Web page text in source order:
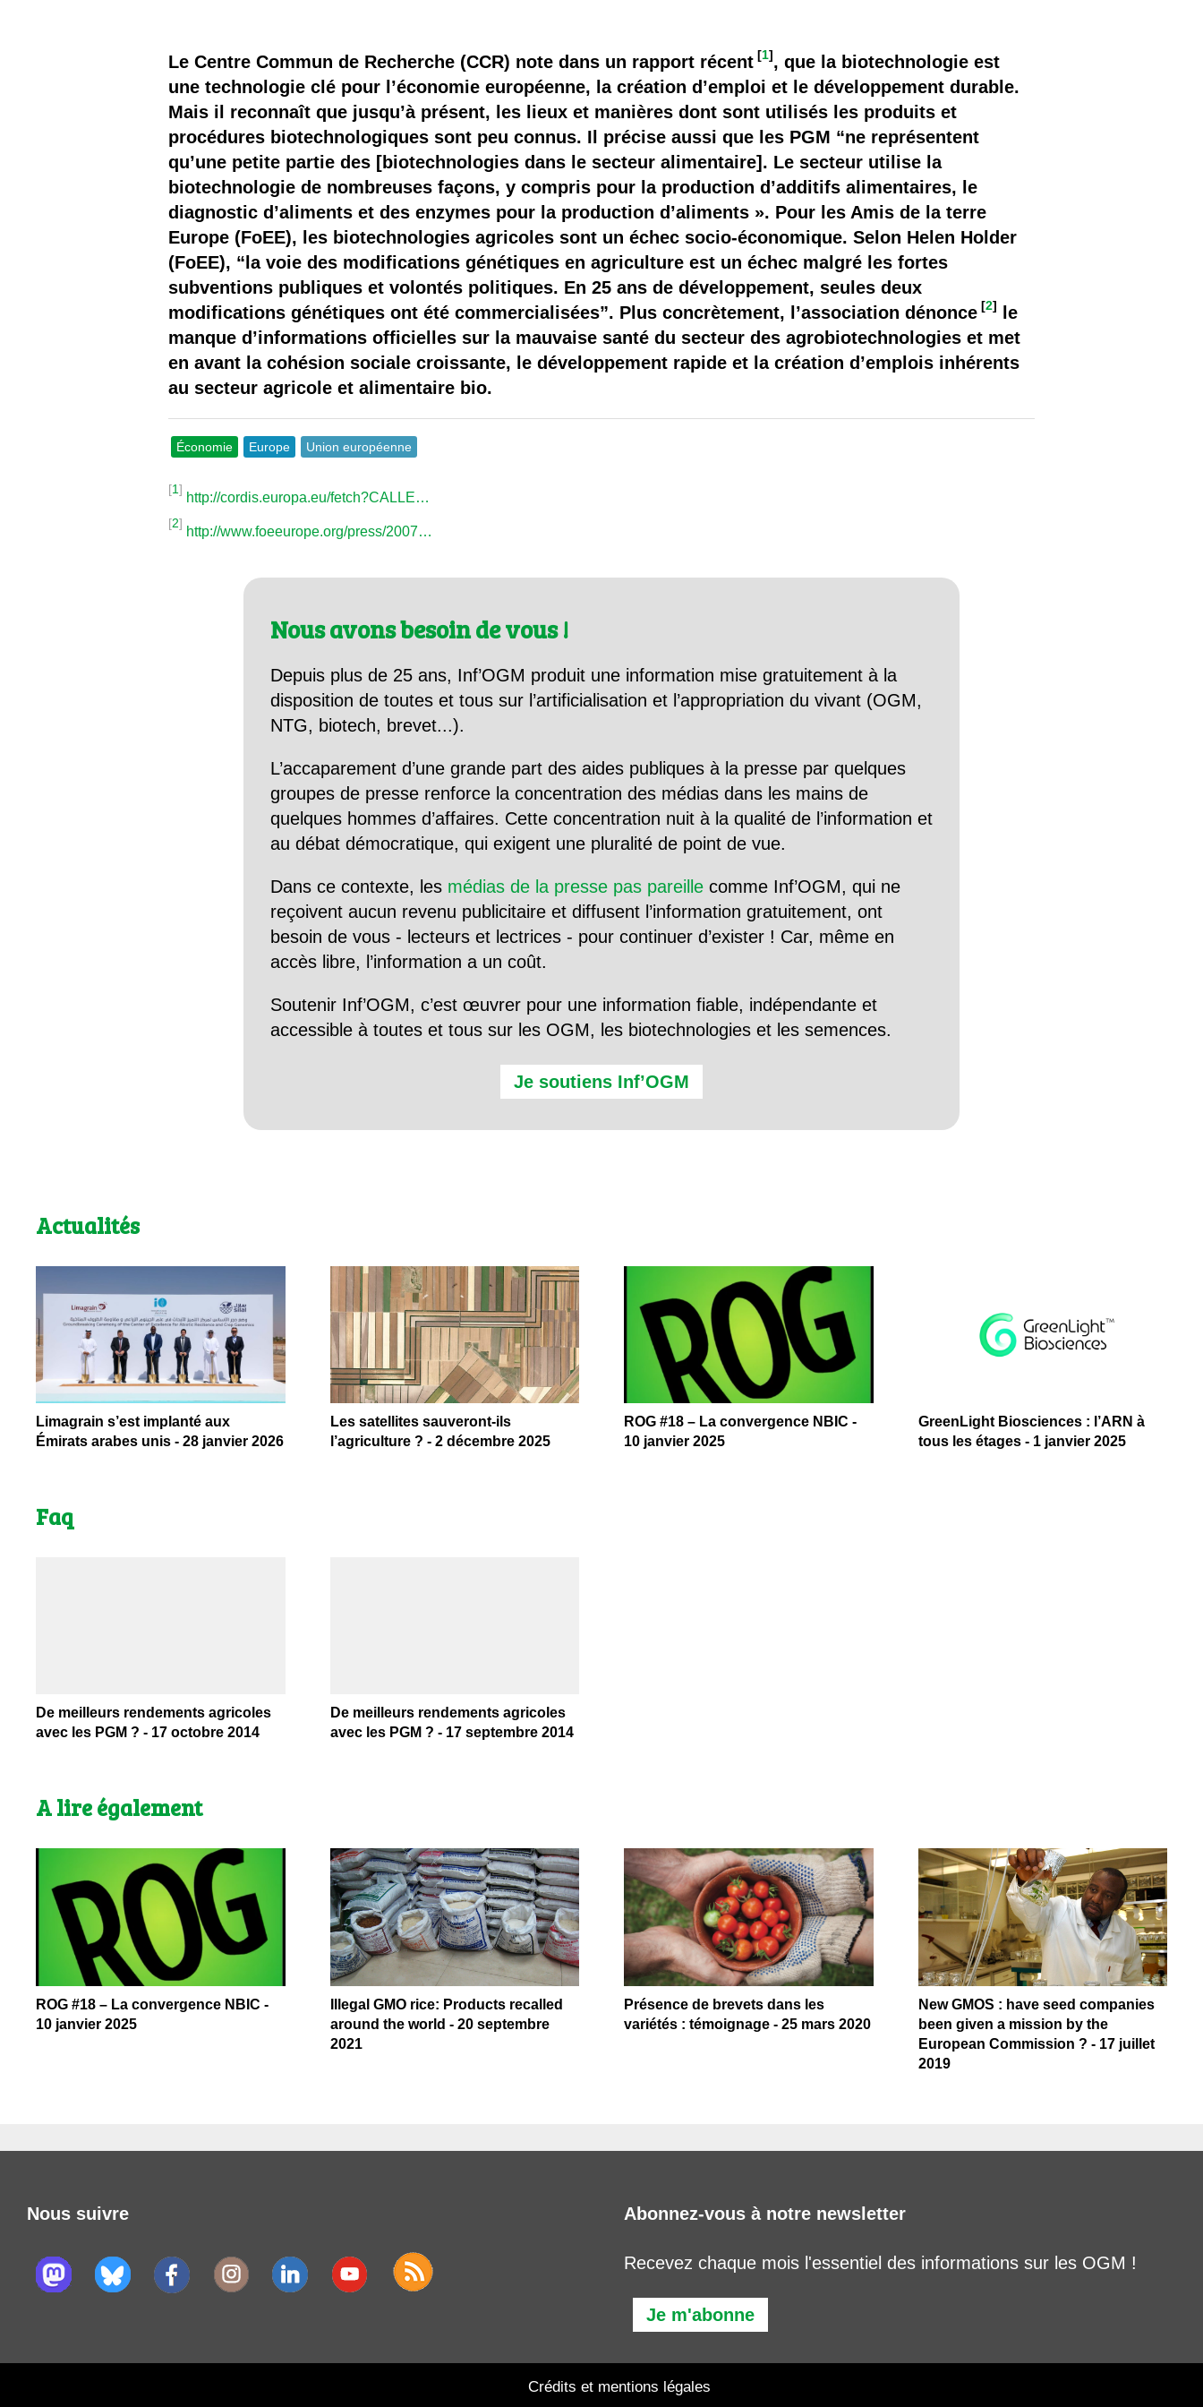
Il y a semence…. et semence
Quels sont les avantages et les inconvénients des OGM ?
Le Centre Commun de Recherche (CCR) note dans un rapport récent [1], que la biotechnologie est
une technologie clé pour l’économie européenne, la création d’emploi et le développement durable.
Mais il reconnaît que jusqu’à présent, les lieux et manières dont sont utilisés les produits et
procédures biotechnologiques sont peu connus. Il précise aussi que les PGM “ne représentent
qu’une petite partie des [biotechnologies dans le secteur alimentaire]. Le secteur utilise la
biotechnologie de nombreuses façons, y compris pour la production d’additifs alimentaires, le
diagnostic d’aliments et des enzymes pour la production d’aliments ». Pour les Amis de la terre
Europe (FoEE), les biotechnologies agricoles sont un échec socio-économique. Selon Helen Holder
(FoEE), “la voie des modifications génétiques en agriculture est un échec malgré les fortes
subventions publiques et volontés politiques. En 25 ans de développement, seules deux
modifications génétiques ont été commercialisées”. Plus concrètement, l’association dénonce [2]
le
manque d’informations officielles sur la mauvaise santé du secteur des agrobiotechnologies et met
en avant la cohésion sociale croissante, le développement rapide et la création d’emplois inhérents
au secteur agricole et alimentaire bio.
Économie Europe Union européenne
[1]
http://cordis.europa.eu/fetch?CALLE…
[2]
http://www.foeeurope.org/press/2007…
Nous avons besoin de vous !
Depuis plus de 25 ans, Inf’OGM produit une information mise gratuitement à la
disposition de toutes et tous sur l’artificialisation et l’appropriation du vivant (OGM,
NTG, biotech, brevet...).
L’accaparement d’une grande part des aides publiques à la presse par quelques
groupes de presse renforce la concentration des médias dans les mains de
quelques hommes d’affaires. Cette concentration nuit à la qualité de l’information et
au débat démocratique, qui exigent une pluralité de point de vue.
Dans ce contexte, les médias de la presse pas pareille comme Inf’OGM, qui ne
reçoivent aucun revenu publicitaire et diffusent l’information gratuitement, ont
besoin de vous - lecteurs et lectrices - pour continuer d’exister ! Car, même en
accès libre, l’information a un coût.
Soutenir Inf’OGM, c’est œuvrer pour une information fiable, indépendante et
accessible à toutes et tous sur les OGM, les biotechnologies et les semences.
Je soutiens Inf’OGM
Actualités
Limagrain s’est implanté aux
Émirats arabes unis - 28 janvier 2026
Les satellites sauveront-ils
l’agriculture ? - 2 décembre 2025
ROG #18 – La convergence NBIC -
10 janvier 2025
GreenLight Biosciences : l’ARN à
tous les étages - 1 janvier 2025
Faq
De meilleurs rendements agricoles
avec les PGM ? - 17 octobre 2014
De meilleurs rendements agricoles
avec les PGM ? - 17 septembre 2014
A lire également
ROG #18 – La convergence NBIC -
10 janvier 2025
Illegal GMO rice: Products recalled
around the world - 20 septembre
2021
Présence de brevets dans les
variétés : témoignage - 25 mars 2020
New GMOS : have seed companies
been given a mission by the
European Commission ? - 17 juillet
2019
Nous suivre Abonnez-vous à notre newsletter
Recevez chaque mois l'essentiel des informations sur les OGM !
Je m'abonne
Crédits et mentions légales